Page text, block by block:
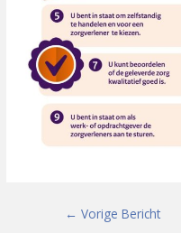
← Vorige Bericht